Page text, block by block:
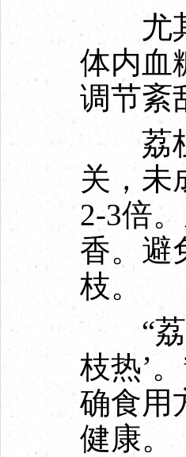
尤其
体内血
调节紊
荔枝
关，未
2-3倍
香。避
枝。
“荔枝
枝热’
确食用
健康。